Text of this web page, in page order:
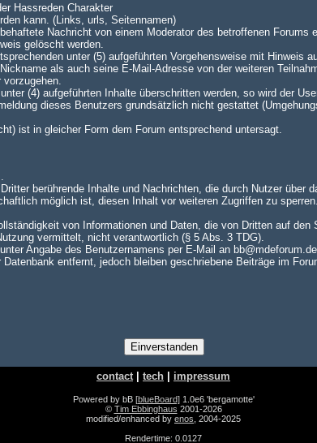
Hassreden Charakter
kann. (Links, urls, Seitennamen)
Nachricht von einem Moderator des betroffenen
gelöscht werden.
unter (5) aufgeführten Vorgehensweise mit Hinweis
als auch seine E-Mail-Adresse von der weiteren
(4) aufgeführten Inhalte überschritten werden, so wird der
dieses Benutzers grundsätzlich nicht gestattet
ist in gleicher Form dem Forum entsprechend untersagt.
berührende Inhalte und Nachrichten, die durch Nutzer
möglich ist, diesen Inhalt vor weiteren Zugriffen zu
von Informationen und Daten, die von Dritten auf
vermittelt, nicht verantwortlich (§ 5 Abs. 3 TDG).
Angabe des Benutzernamens per E-Mail an
entfernt, jedoch bleiben geschriebene Beiträge im
contact| tech impressum
Powered by bB [blueBoard] 1.0e6 'bergamotte'
© Tim Ebbinghaus 2001-2026
modified/enhanced by enos , 2004-2025
Rendertime: 0.0127